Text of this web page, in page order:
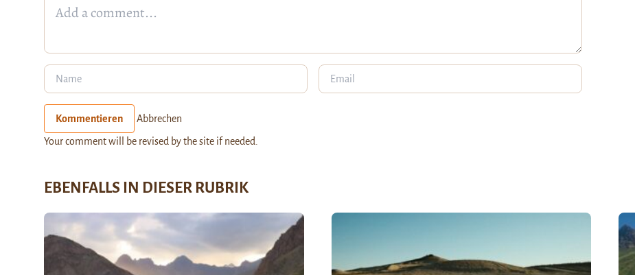
Kommentieren Abbrechen
Your comment will be revised by the site if needed.
EBENFALLS IN DIESER RUBRIK